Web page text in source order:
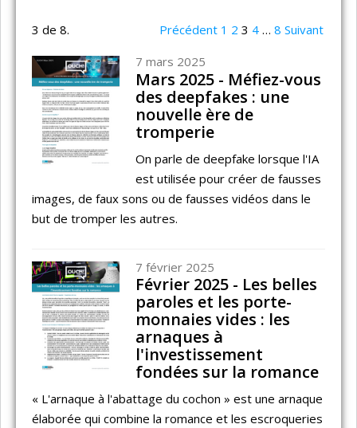
3 de 8. Précédent 1 2 3 4 … 8 Suivant
7 mars 2025
Mars 2025 - Méfiez-vous
des deepfakes : une
nouvelle ère de
tromperie
On parle de deepfake lorsque l'IA
est utilisée pour créer de fausses
images, de faux sons ou de fausses vidéos dans le
but de tromper les autres.
7 février 2025
Février 2025 - Les belles
paroles et les porte-
monnaies vides : les
arnaques à
l'investissement
fondées sur la romance
« L'arnaque à l'abattage du cochon » est une arnaque
élaborée qui combine la romance et les escroqueries